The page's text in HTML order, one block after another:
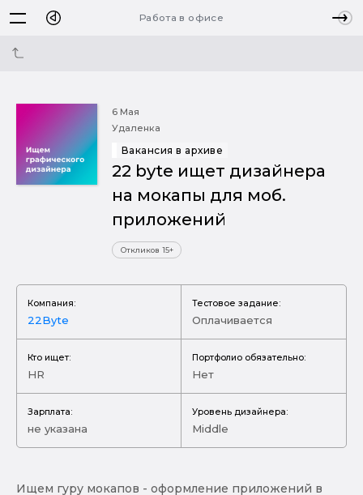
Работа в офисе
6 Мая
Удаленка
Вакансия в архиве
22 byte ищет дизайнера
на мокапы для моб.
приложений
Откликов 15+
Компания:
22Byte
Тестовое задание:
Оплачивается
Кто ищет:
HR
Портфолио обязательно:
Нет
Зарплата:
не указана
Уровень дизайнера:
Middle
Ищем гуру мокапов - оформление приложений в